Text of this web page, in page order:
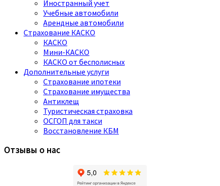
Иностранный учет
Учебные автомобили
Арендные автомобили
Страхование КАСКО
КАСКО
Мини-КАСКО
КАСКО от бесполисных
Дополнительные услуги
Страхование ипотеки
Страхование имущества
Антиклещ
Туристическая страховка
ОСГОП для такси
Восстановление КБМ
Отзывы о нас